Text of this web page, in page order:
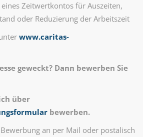
Zeitwertkontos für Auszeiten,
oder Reduzierung der Arbeitszeit
www.caritas-
geweckt? Dann bewerben Sie
über
bewerben.
an per Mail oder postalisch